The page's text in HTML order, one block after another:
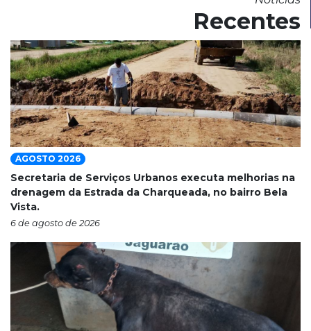
Recentes
AGOSTO 2026
Secretaria de Serviços Urbanos executa melhorias na
drenagem da Estrada da Charqueada, no bairro Bela
Vista.
6 de agosto de 2026